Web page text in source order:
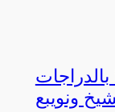
ونويبع